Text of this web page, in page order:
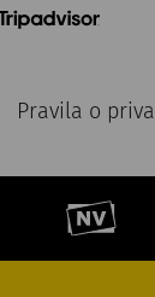
Pravila o